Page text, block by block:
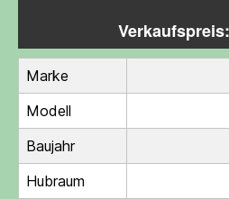
Marke
Modell
Baujahr
Hubraum